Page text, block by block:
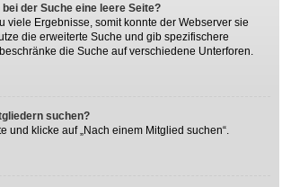
der Suche eine leere Seite?
viele Ergebnisse, somit konnte der Webserver sie
die erweiterte Suche und gib spezifischere
die Suche auf verschiedene Unterforen.
suchen?
und klicke auf „Nach einem Mitglied suchen“.